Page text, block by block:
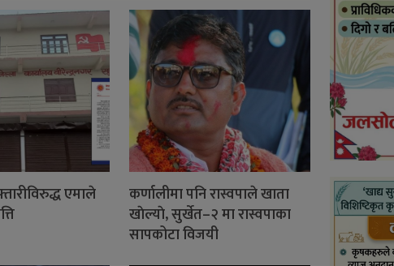
एमाले
कर्णालीमा पनि रास्वपाले खाता
खाेल्याे, सुर्खेत–२ मा रास्वपाका
सापकोटा विजयी